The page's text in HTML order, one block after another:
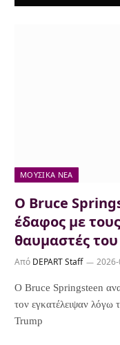
ΜΟΥΣΙΚΆ ΝΈΑ
Ο Bruce
έδαφος με
θαυμαστές του
Από DEPART Staff
Ο Bruce Springsteen
τον εγκατέλειψαν
Trump